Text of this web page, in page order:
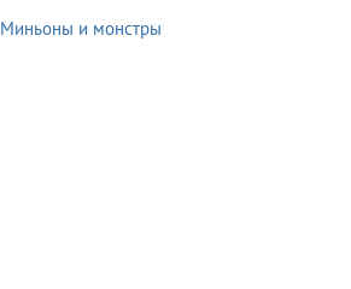
Миньоны и монстры